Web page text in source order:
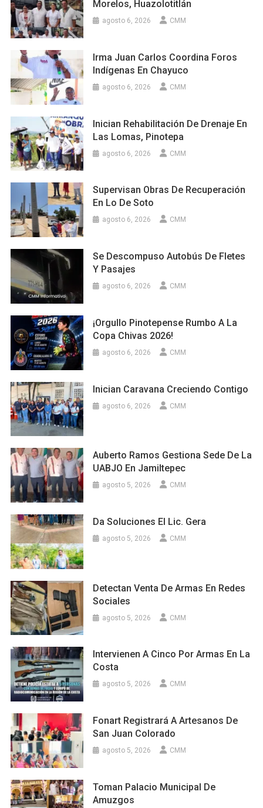
Morelos, Huazolotitlán
agosto 6, 2026 CMM
Irma Juan Carlos Coordina Foros
Indígenas En Chayuco
agosto 6, 2026 CMM
Inician Rehabilitación De Drenaje En
Las Lomas, Pinotepa
agosto 6, 2026 CMM
Supervisan Obras De Recuperación
En Lo De Soto
agosto 6, 2026 CMM
Se Descompuso Autobús De Fletes
Y Pasajes
agosto 6, 2026 CMM
¡Orgullo Pinotepense Rumbo A La
Copa Chivas 2026!
agosto 6, 2026 CMM
Inician Caravana Creciendo Contigo
agosto 6, 2026 CMM
Auberto Ramos Gestiona Sede De La
UABJO En Jamiltepec
agosto 5, 2026 CMM
Da Soluciones El Lic. Gera
agosto 5, 2026 CMM
Detectan Venta De Armas En Redes
Sociales
agosto 5, 2026 CMM
Intervienen A Cinco Por Armas En La
Costa
agosto 5, 2026 CMM
Fonart Registrará A Artesanos De
San Juan Colorado
agosto 5, 2026 CMM
Toman Palacio Municipal De
Amuzgos